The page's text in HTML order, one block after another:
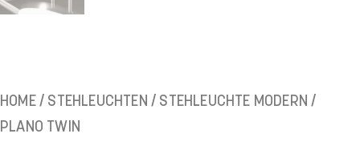
HOME/ STEHLEUCHTEN / STEHLEUCHTE MODERN /
PLANO TWIN